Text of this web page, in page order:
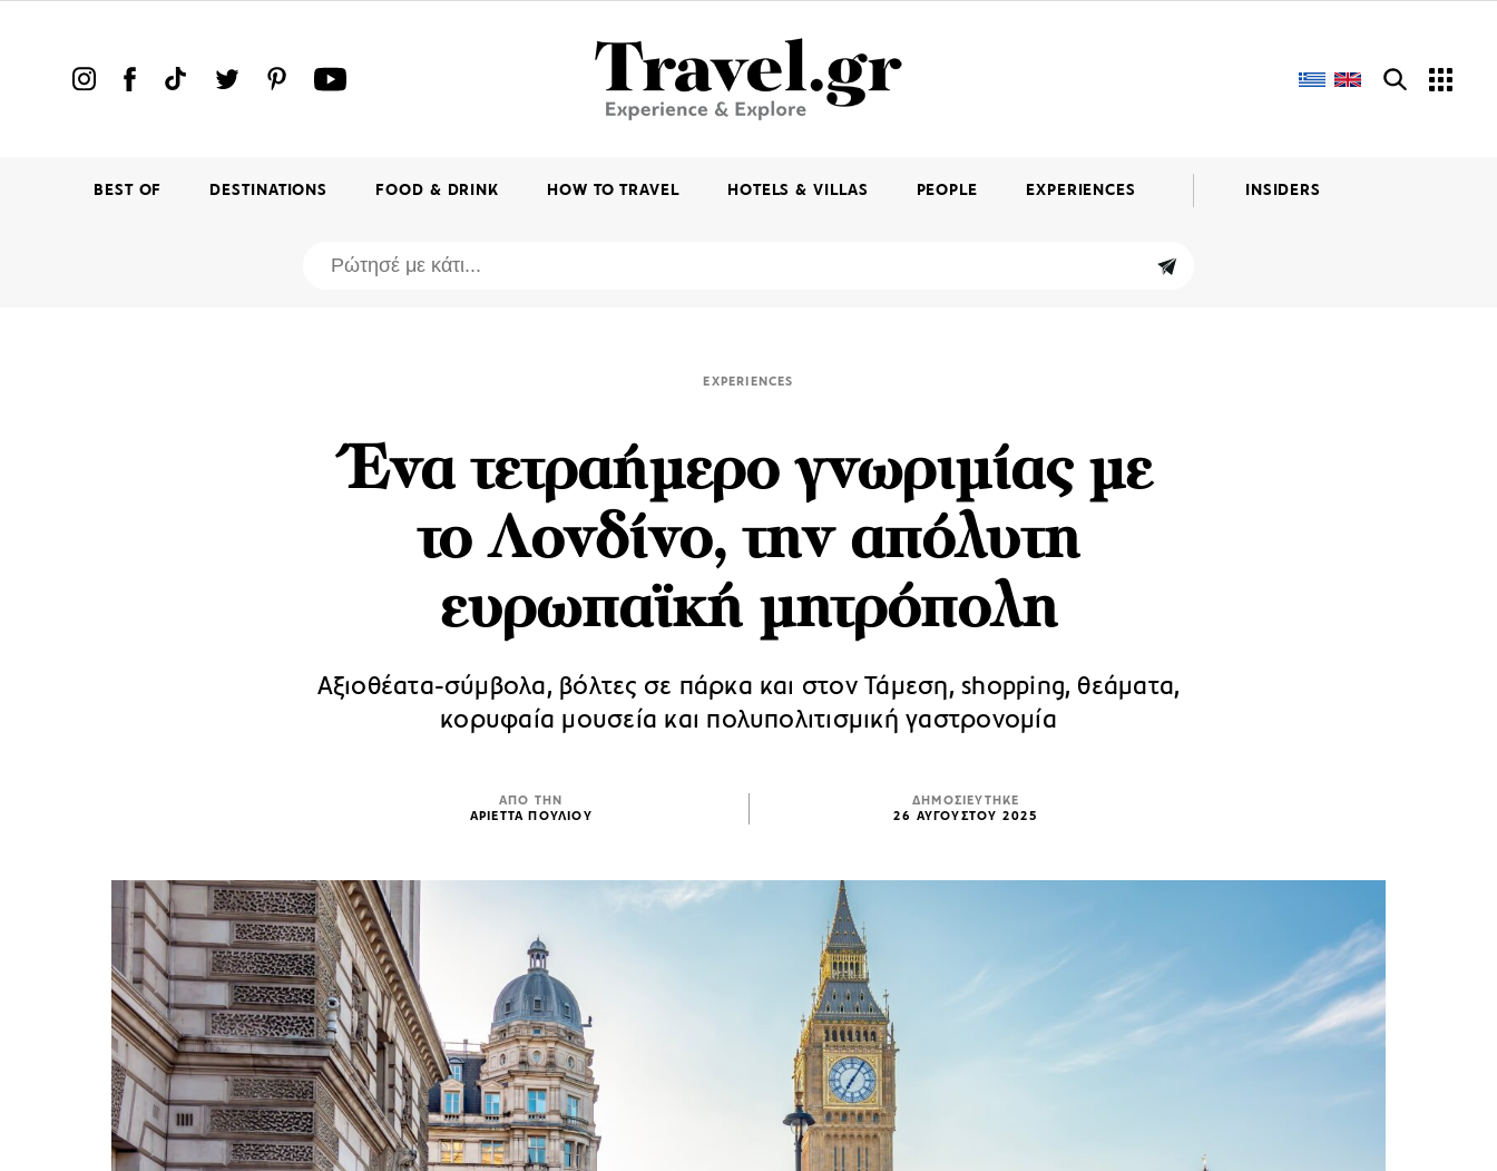
BEST OF DESTINATIONS FOOD & DRINK HOW TO TRAVEL HOTELS & VILLAS PEOPLE EXPERIENCES INSIDERS
EXPERIENCES
Ένα τετραήμερο γνωριμίας με
το Λονδίνο, την απόλυτη
ευρωπαϊκή μητρόπολη
Αξιοθέατα-σύμβολα, βόλτες σε πάρκα και στον Τάμεση, shopping, θεάματα,
κορυφαία μουσεία και πολυπολιτισμική γαστρονομία
ΑΠΟ ΤΗΝ
ΑΡΙΕΤΤΑ ΠΟΥΛΙΟΥ
ΔΗΜΟΣΙΕΥΤΗΚΕ
26 ΑΥΓΟΥΣΤΟΥ 2025